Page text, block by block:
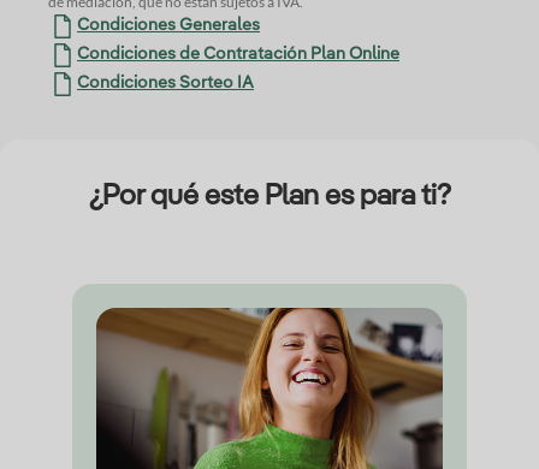
Condiciones Generales
Condiciones de Contratación Plan Online
Condiciones Sorteo IA
¿Por qué este Plan es para ti?